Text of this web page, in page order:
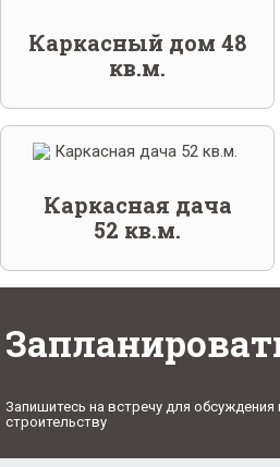
Каркасный дом 48
кв.м.
Каркасная дача
52 кв.м.
Запишитесь на встречу для обсуждения
строительству